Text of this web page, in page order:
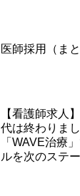
医師採用（まと
【看護師求人
代は終わりま
「WAVE治療
ルを次のステー